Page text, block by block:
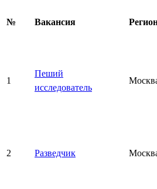
№ Вакансия
1
Пеший
исследователь
2 Разведчик